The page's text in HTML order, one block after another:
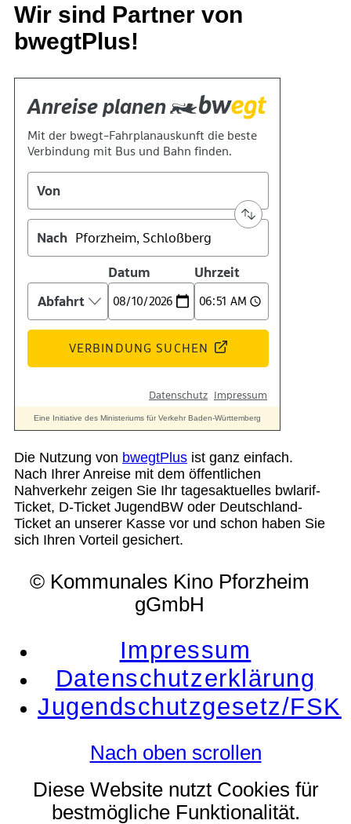
Wir sind Partner von
bwegtPlus!
Die Nutzung von bwegtPlus ist ganz einfach.
Nach Ihrer Anreise mit dem öffentlichen
Nahverkehr zeigen Sie Ihr tagesaktuelles bwlarif-
Ticket, D-Ticket JugendBW oder Deutschland-
Ticket an unserer Kasse vor und schon haben Sie
sich Ihren Vorteil gesichert.
© Kommunales Kino Pforzheim
gGmbH
Impressum
Datenschutzerklärung
Jugendschutzgesetz/FSK
Nach oben scrollen
Diese Website nutzt Cookies für
bestmögliche Funktionalität.